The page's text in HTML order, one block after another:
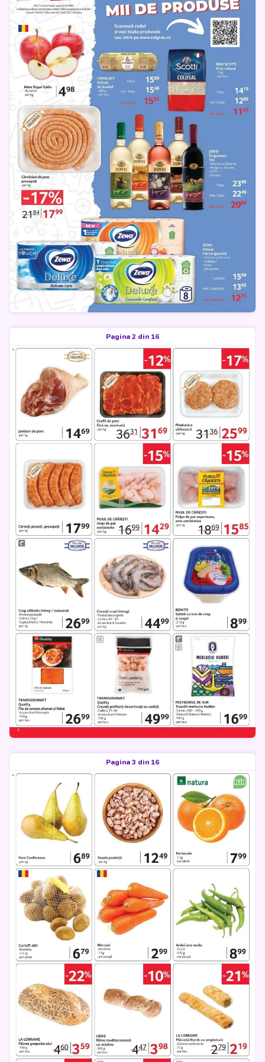
Pagina 2 din 16
Pagina 3 din 16